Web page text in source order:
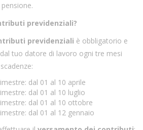
previdenziali?
previdenziali è obbligatorio e
tuo datore di lavoro ogni tre mesi
dal 01 al 10 aprile
dal 01 al 10 luglio
dal 01 al 10 ottobre
dal 01 al 12 gennaio